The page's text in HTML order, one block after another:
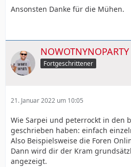
Ansonsten Danke für die Mühen.
NOWOTNYNOPARTY
Fortgeschrittener
21. Januar 2022 um 10:05
Wie Sarpei und peterrockt in den
geschrieben haben: einfach
Also Beispielsweise die Foren
Dann wird dir der Kram
angezeigt.